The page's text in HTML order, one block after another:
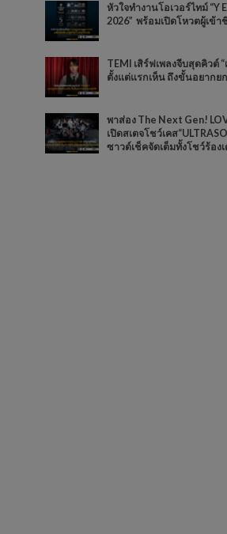
หัวใจทำงานโอเวอร์ไทม์
2026” พร้อมเปิดโหวตผู้เข้า
TEMI เสิร์ฟเพลงจีบสุดคิวต์
ตั้งแต่แรกเห็น ถึงขั้นอยากย
พาส่อง The Next Gen!
เปิดสเตจโชว์เคส
ซาวด์เช็คจัดเต็มทั้งโชว์ร้อง